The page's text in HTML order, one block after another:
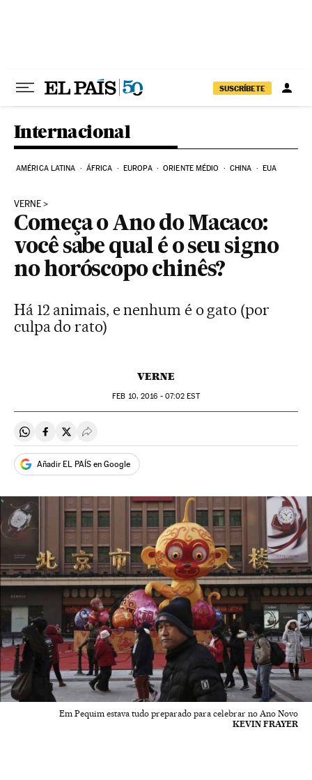
SUSCRÍBETE
Internacional
AMÉRICA LATINA ÁFRICA EUROPA ORIENTE MÉDIO CHINA EUA
VERNE
Começa o Ano do Macaco:
você sabe qual é o seu signo
no horóscopo chinês?
Há 12 animais, e nenhum é o gato (por
culpa do rato)
VERNE
FEB 10, 2016 - 07:02 EST
Compartir en Whatsapp
Compartir en Facebook
Compartir en Twitter
Desplegar Redes Sociales
Añadir EL PAÍS en Google
Em Pequim estava tudo preparado para celebrar no Ano Novo
KEVIN FRAYER